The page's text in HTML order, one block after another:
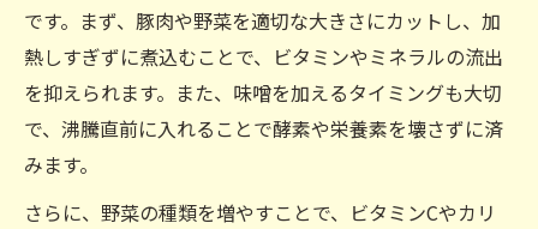
です。まず、豚肉や野菜を適切な大きさにカットし、加
熱しすぎずに煮込むことで、ビタミンやミネラルの流出
を抑えられます。また、味噌を加えるタイミングも大切
で、沸騰直前に入れることで酵素や栄養素を壊さずに済
みます。
さらに、野菜の種類を増やすことで、ビタミンCやカリ